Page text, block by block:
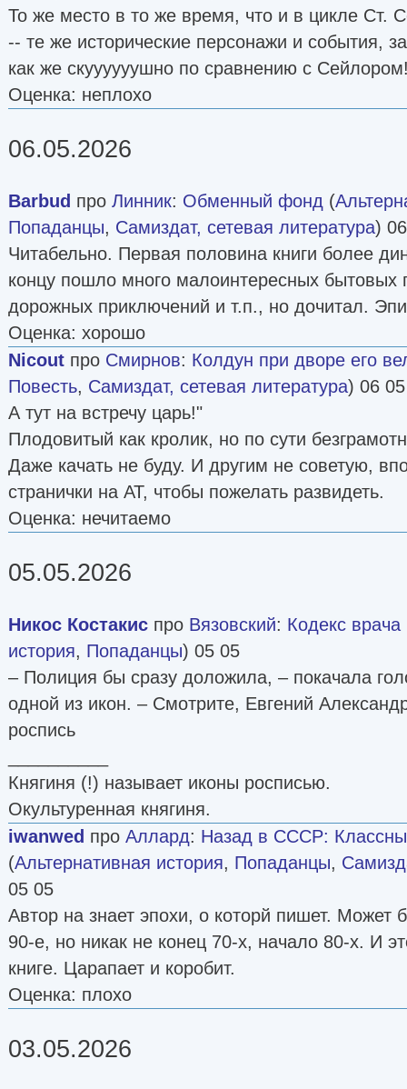
То же место в то же время, что и в цикле Ст.
-- те же исторические персонажи и события,
как же скуууууушно по сравнению с
Оценка: неплохо
06.05.2026
Barbud про Линник: Обменный фонд (
Попаданцы, Самиздат, сетевая литература)
Читабельно. Первая половина книги более
концу пошло много малоинтересных бытовых
дорожных приключений и т.п., но дочитал.
Оценка: хорошо
Nicout про Смирнов: Колдун при дворе его
Повесть, Самиздат, сетевая литература) 06 05
А тут на встречу царь!"
Плодовитый как кролик, но по сути
Даже качать не буду. И другим не советую,
странички на АТ, чтобы пожелать развидеть.
Оценка: нечитаемо
05.05.2026
Никос Костакис про Вязовский: Кодекс врача
история, Попаданцы) 05 05
– Полиция бы сразу доложила, – покачала
одной из икон. – Смотрите, Евгений
роспись
Княгиня (!) называет иконы росписью.
Окультуренная княгиня.
iwanwed про Аллард: Назад в СССР:
(Альтернативная история, Попаданцы,
05 05
Автор на знает эпохи, о которй пишет. Может
90-е, но никак не конец 70-х, начало 80-х. И
книге. Царапает и коробит.
Оценка: плохо
03.05.2026